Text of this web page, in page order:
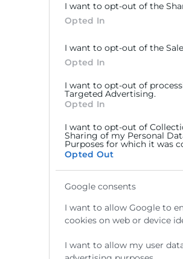
I want to opt-out of the
Opted In
I want to opt-out of the
Opted In
I want to opt-out of
Targeted Advertising.
Opted In
I want to opt-out of
Sharing of my Personal
Purposes for which it was
Opted Out
Google consents
I want to allow Google to
cookies on web or device
I want to allow my user
de las informaciones que los solicitantes
convocante de las ayudas de la presente